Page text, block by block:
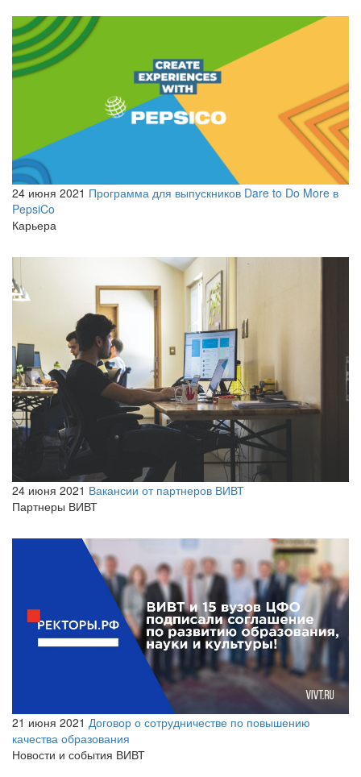
24 июня 2021 Программа для выпускников Dare to Do More в
PepsiCo
Карьера
24 июня 2021 Вакансии от партнеров ВИВТ
Партнеры ВИВТ
21 июня 2021 Договор о сотрудничестве по повышению
качества образования
Новости и события ВИВТ